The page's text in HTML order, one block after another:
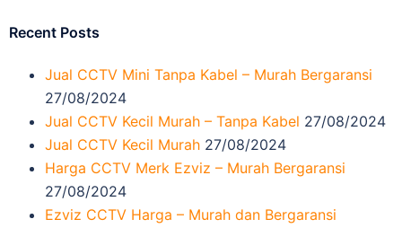
Recent Posts
Jual CCTV Mini Tanpa Kabel – Murah Bergaransi
27/08/2024
Jual CCTV Kecil Murah – Tanpa Kabel 27/08/2024
Jual CCTV Kecil Murah 27/08/2024
Harga CCTV Merk Ezviz – Murah Bergaransi
27/08/2024
Ezviz CCTV Harga – Murah dan Bergaransi